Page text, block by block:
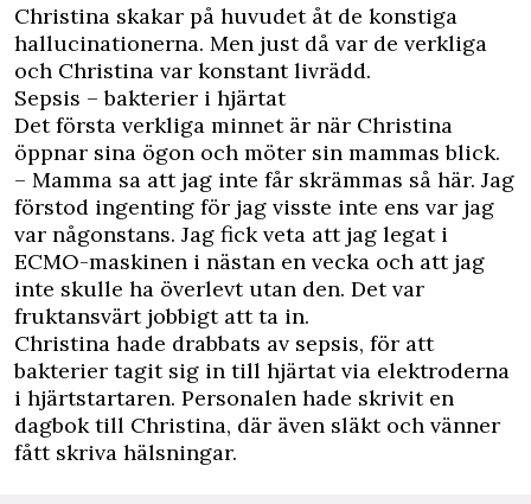
Christina skakar på huvudet åt de konstiga
hallucinationerna. Men just då var de verkliga
och Christina var konstant livrädd.
Sepsis – bakterier i hjärtat
Det första verkliga minnet är när Christina
öppnar sina ögon och möter sin mammas blick.
– Mamma sa att jag inte får skrämmas så här. Jag
förstod ingenting för jag visste inte ens var jag
var någonstans. Jag fick veta att jag legat i
ECMO-maskinen i nästan en vecka och att jag
inte skulle ha överlevt utan den. Det var
fruktansvärt jobbigt att ta in.
Christina hade drabbats av sepsis, för att
bakterier tagit sig in till hjärtat via elektroderna
i hjärtstartaren. Personalen hade skrivit en
dagbok till Christina, där även släkt och vänner
fått skriva hälsningar.